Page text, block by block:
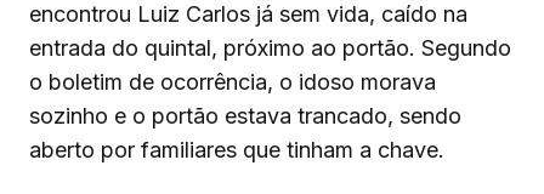
encontrou Luiz Carlos já sem vida, caído na
entrada do quintal, próximo ao portão. Segundo
o boletim de ocorrência, o idoso morava
sozinho e o portão estava trancado, sendo
aberto por familiares que tinham a chave.